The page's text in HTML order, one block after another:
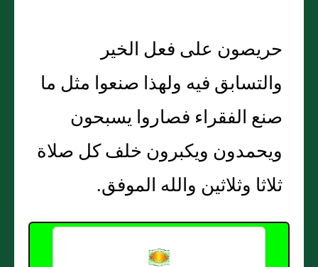
حريصون على فعل الخير
والتسابق فيه ولهذا صنعوا مثل ما
صنع الفقراء فصاروا يسبحون
ويحمدون ويكبرون خلف كل صلاة
ثلاثا وثلاثين والله الموفق.